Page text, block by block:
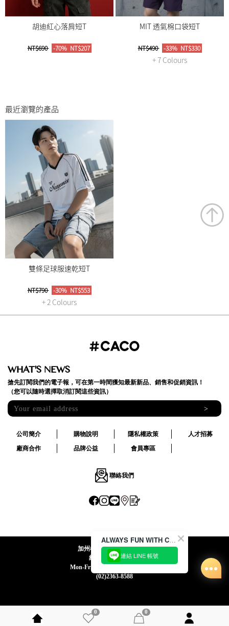
胡迪紅心落肩短T
NT$690 -70% NT$207
MIT 透氣棉口袋短T
NT$490 -33% NT$330
+ 7 Colours
最近瀏覽的產品
雙條足球服速乾短T
NT$790 -30% NT$553
+ 2 Colours
0 0
WHAT'S NEWS
搶先訂閱我們的電子報，可在第一時間獲知最新新品、銷售和促銷資訊！
（您可以隨時選擇取消訂閱這些資訊）
>
公司簡介 購物說明 隱私權政策
人才招募
廠商合作
品牌公益 會員專區
聯絡我們
加州椰子國際股份有限公司
統一編號:24492069
Mon-Fri 09:00-12:30 / 13:30-18:00
(02)2363-8588
ALWAYS FUN WITH CACO !
連結 LINE 帳號